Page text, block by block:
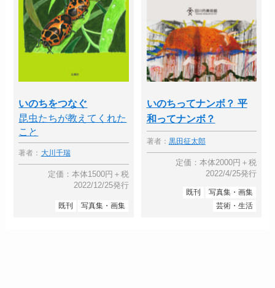
いのちをつなぐ
昆虫たちが教えてくれた
こと
著者： 大川千瑞
定価：本体1500円＋税
2022/12/25発行
既刊 写真集・画集
いのちってナンボ？ 平
和ってナンボ？
著者： 黒田征太郎
定価：本体2000円＋税
2022/4/25発行
既刊
写真集・画集
芸術・生活